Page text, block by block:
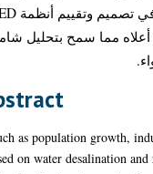
أعلاه مما سمح بتحليل
as population growth,
on water desalination